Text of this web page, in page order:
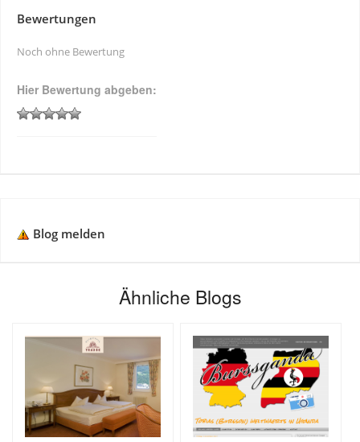
Bewertungen
Noch ohne Bewertung
Hier Bewertung abgeben:
Blog melden
Ähnliche Blogs